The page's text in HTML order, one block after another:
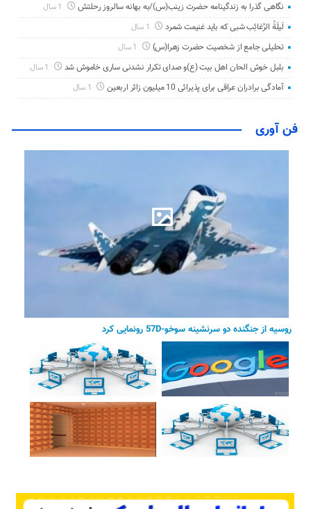
نگاهی گذرا به زندگینامه حضرت زینب(س)/به بهانه سالروز رحلتش
لَیلَةُ الرَّغائِب شبی که باید غنیمت شمرد
تحلیلی جامع از شخصیت حضرت زهرا(س)
بلبل خوش الحان اهل بیت (ع)و صدای تکرار نشدنی ساری خاموش شد
آمادگی برادران عراقی برای پذیرائی 10 میلیون زائر اربعین
فن آوری
روسیه از جنگنده دو سرنشینه سوخو-57D رونمایی کرد